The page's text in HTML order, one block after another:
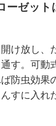
ーゼット
け放し、
す。可動
防虫効果
すに入れ